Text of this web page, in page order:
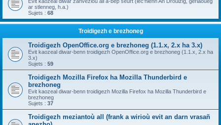
ar stlenneg, h.a.)
Sujets : 68
Troidigezh e brezhoneg
Troidigezh OpenOffice.org e brezhoneg (1.1.x, 2.x ha 3.x)
Evit kaozeal diwar-benn troidigezh OpenOffice.org e brezhoneg (1.1.x, 2.x ha
3.x)
Sujets : 59
Troidigezh Mozilla Firefox ha Mozilla Thunderbird e
brezhoneg
Evit kaozeal diwar-benn troidigezh Mozilla Firefox ha Mozilla Thunderbird e
brezhoneg
Sujets : 37
Troidigezh meziantoù all (frank a wirioù evit an darn vrasañ